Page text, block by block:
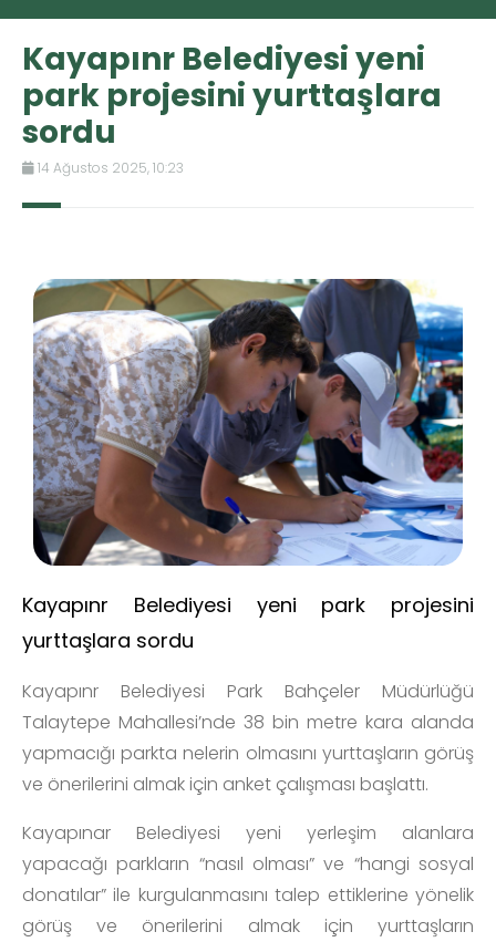
Kayapınr Belediyesi yeni
park projesini yurttaşlara
sordu
14 Ağustos 2025, 10:23
Kayapınr Belediyesi yeni park projesini
yurttaşlara sordu
Kayapınr Belediyesi Park Bahçeler Müdürlüğü
Talaytepe Mahallesi’nde 38 bin metre kara alanda
yapmacığı parkta nelerin olmasını yurttaşların görüş
ve önerilerini almak için anket çalışması başlattı.
Kayapınar Belediyesi yeni yerleşim alanlara
yapacağı parkların “nasıl olması” ve “hangi sosyal
donatılar” ile kurgulanmasını talep ettiklerine yönelik
görüş ve önerilerini almak için yurttaşların